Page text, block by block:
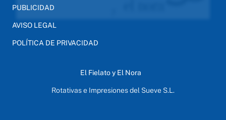
PUBLICIDAD
AVISO LEGAL
POLÍTICA DE PRIVACIDAD
El Fielato y El Nora
Rotativas e Impresiones del Sueve S.L.